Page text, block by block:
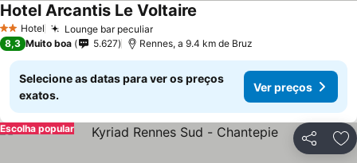
2 Estrelas
Hotel Lounge bar peculiarVer preços
Hotel Arcantis Le Voltaire
8,3 Muito boa 5.627 Rennes, a 9.4 km de Bruz
Selecione as datas para ver os preços
exatos.
Ver preços
Partilhar
Escolha popular